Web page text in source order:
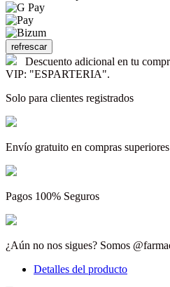
Descuento adicional en tu
VIP: "ESPARTERIA".
Solo para clientes registrados
Envío gratuito en compras
Pagos 100% Seguros
¿Aún no nos sigues? Somos
Detalles del producto